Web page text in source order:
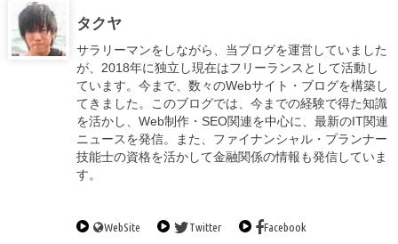
タクヤ
サラリーマンをしながら、当ブログを運営していました
が、2018年に独立し現在はフリーランスとして活動し
ています。今まで、数々のWebサイト・ブログを構築し
てきました。このブログでは、今までの経験で得た知識
を活かし、Web制作・SEO関連を中心に、最新のIT関連
ニュースを発信。また、ファイナンシャル・プランナー
技能士の資格を活かして金融関係の情報も発信していま
す。
WebSite Twitter Facebook